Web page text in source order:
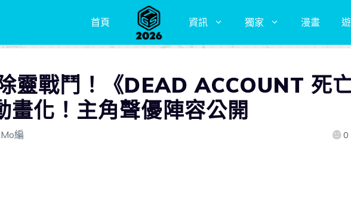
首頁 資訊 獨家 漫畫
靈戰鬥！《DEAD ACCOUNT 死
畫化！主角聲優陣容公開
編 0